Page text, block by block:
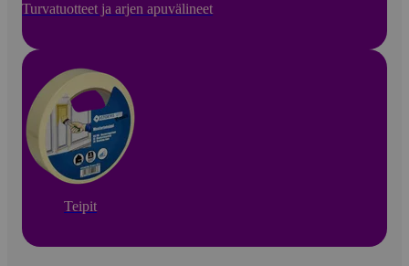
Turvatuotteet ja arjen apuvälineet
Teipit